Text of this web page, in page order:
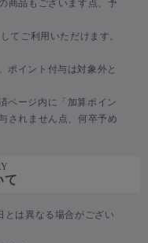
商品もございます点、予
てご利用いただけます。
イント付与は対象外と
ページ内に「加算ポイン
されません点、何卒予め
て
とは異なる場合がござい